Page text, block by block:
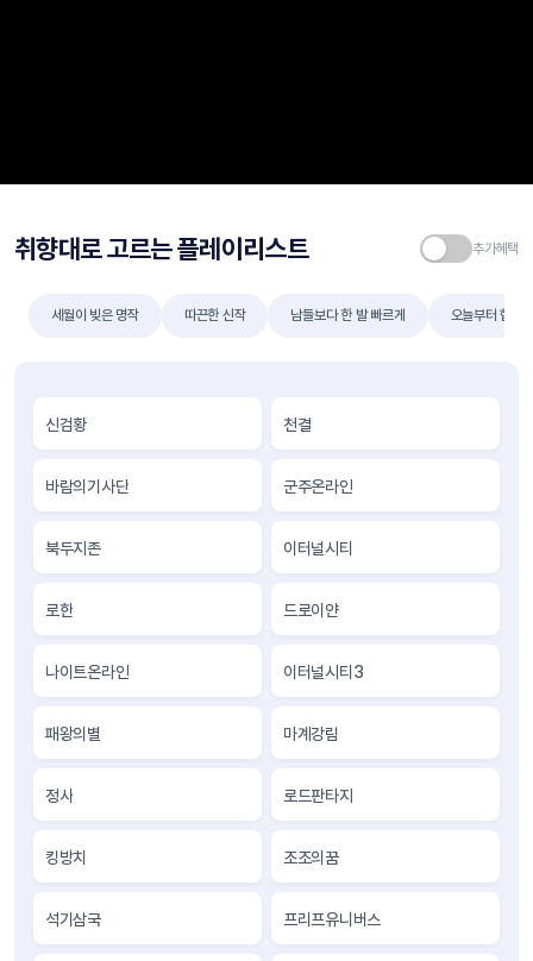
취향대로 고르는 플레이리스트
세월이 빚은 명작 따끈한 신작 남들보다 한 발 빠르게 오늘부터 협객
신검황 천결
바람의기사단 군주온라인
북두지존 이터널시티
로한 드로이얀
나이트온라인 이터널시티3
패왕의별 마계강림
정사 로드판타지
킹방치 조조의꿈
석기삼국 프리프유니버스